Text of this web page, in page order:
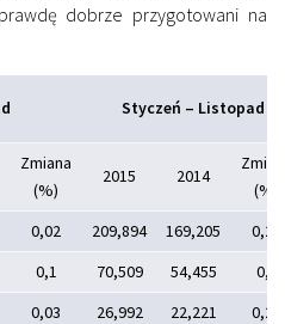
dobrze przygotowani na
Styczeń – Listopad
Zmiana
(%)
2015 2014
(%)
0,02 209,894 169,205
0,24
0,1 70,509 54,455
0,3
0,03 26,992 22,221
0,22